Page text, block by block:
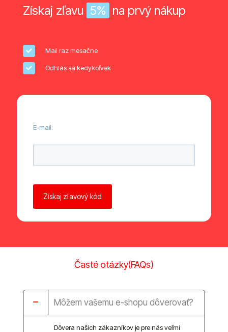
Získaj zľavu 5% na prvý nákup
Mail raz mesačne
Odhlás sa kedykoľvek
E-mail:
Časté otázky(FAQs)
Môžem vašemu e-shopu dôverovať?
Dôvera naších zákazníkov je pre nás veľmi